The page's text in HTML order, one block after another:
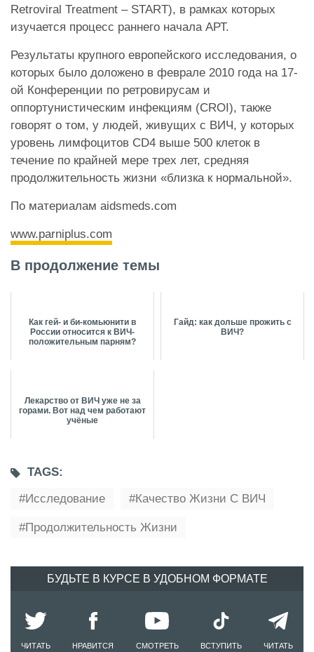
Retroviral Treatment – START), в рамках которых
изучается процесс раннего начала АРТ.
Результаты крупного европейского исследования, о
которых было доложено в феврале 2010 года на 17-
ой Конференции по ретровирусам и
оппортунистическим инфекциям (CROI), также
говорят о том, у людей, живущих с ВИЧ, у которых
уровень лимфоцитов CD4 выше 500 клеток в
течение по крайней мере трех лет, средняя
продолжительность жизни «близка к нормальной».
По материалам aidsmeds.com
www.parniplus.com
В продолжение темы
Как гей- и би-комьюнити в
России относится к ВИЧ-
положительным парням?
Гайд: как дольше прожить с
ВИЧ?
Лекарство от ВИЧ уже не за
горами. Вот над чем работают
учёные
TAGS:
Исследование
Качество Жизни С ВИЧ
Продолжительность Жизни
БУДЬТЕ В КУРСЕ В УДОБНОМ ФОРМАТЕ
ЧИТАТЬ НРАВИТСЯ СМОТРЕТЬ ВСТУПИТЬ ЧИТАТЬ